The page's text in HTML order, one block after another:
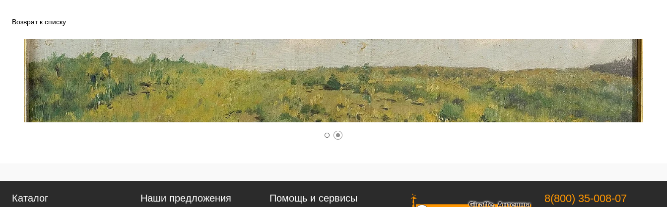
Возврат к списку
Каталог Наши предложения Помощь и сервисы 8(800) 35-008-07